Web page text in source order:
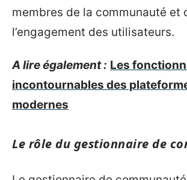
membres de la communauté et
l’engagement des utilisateurs.
A lire également : Les
incontournables des
modernes
Le rôle du gestionnaire de